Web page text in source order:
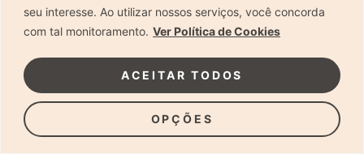
seu interesse. Ao utilizar nossos serviços, você concorda
com tal monitoramento. Ver Política de Cookies
OPÇÕES
ACEITAR TODOS
Diário de uma grávida e sua pequena
Dica de especialista: como otimizar o fluxo de trabalho
no ensaio newborn?